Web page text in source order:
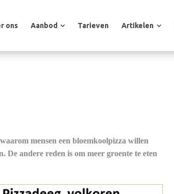
ons Aanbod Tarieven Artikelen
mensen een bloemkoolpizza willen
andere reden is om meer groente te eten